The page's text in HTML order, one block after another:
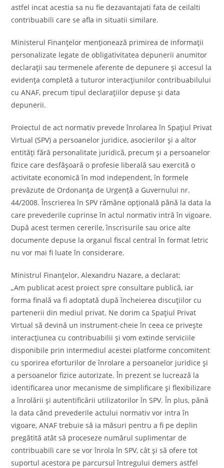
astfel incat acestia sa nu fie dezavantajati fata de ceilalti
contribuabili care se afla in situatii similare.
Ministerul Finanţelor menţionează primirea de informaţii
personalizate legate de obligativitatea depunerii anumitor
declaraţii sau termenele aferente de depunere şi accesul la
evidenţa completă a tuturor interacţiunilor contribuabilului
cu ANAF, precum tipul declaraţiilor depuse şi data
depunerii.
Proiectul de act normativ prevede înrolarea în Spațiul Privat
Virtual (SPV) a persoanelor juridice, asocierilor și a altor
entități fără personalitate juridică, precum și a persoanelor
fizice care desfășoară o profesie liberală sau exercită o
activitate economică în mod independent, în formele
prevăzute de Ordonanța de Urgență a Guvernului nr.
44/2008. Înscrierea în SPV rămâne opțională până la data la
care prevederile cuprinse în actul normativ intră în vigoare.
După acest termen cererile, înscrisurile sau orice alte
documente depuse la organul fiscal central în format letric
nu vor mai fi luate în considerare.
Ministrul Finanțelor, Alexandru Nazare, a declarat:
„Am publicat acest proiect spre consultare publică, iar
forma finală va fi adoptată după încheierea discuțiilor cu
partenerii din mediul privat. Ne dorim ca Spațiul Privat
Virtual să devină un instrument-cheie în ceea ce privește
interacțiunea cu contribuabilii și vom extinde serviciile
disponibile prin intermediul acestei platforme concomitent
cu sporirea eforturilor de înrolare a persoanelor juridice și
a persoanelor fizice autorizate. În prezent se lucrează la
identificarea unor mecanisme de simplificare și flexibilizare
a înrolării și autentificării utilizatorilor în SPV. În plus, până
la data când prevederile actului normativ vor intra în
vigoare, ANAF trebuie să ia măsuri pentru a fi pe deplin
pregătită atât să proceseze numărul suplimentar de
contribuabili care se vor înrola în SPV, cât și să ofere tot
suportul acestora pe parcursul întregului demers astfel